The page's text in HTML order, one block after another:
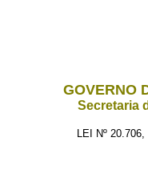
GOVERNO
Secretaria
LEI Nº